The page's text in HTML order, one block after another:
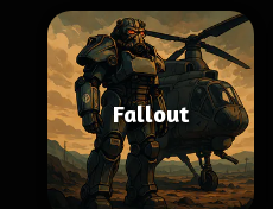
Fallout